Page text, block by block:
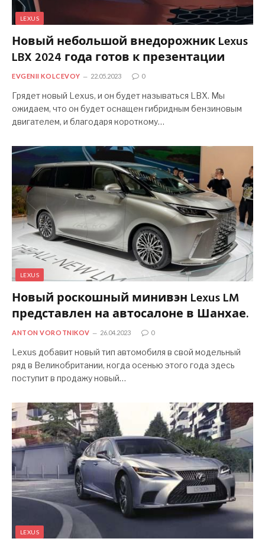
LEXUS
Новый небольшой внедорожник Lexus
LBX 2024 года готов к презентации
EVGENII KOLCEVOY 22.05.2023 0
Грядет новый Lexus, и он будет называться LBX. Мы
ожидаем, что он будет оснащен гибридным бензиновым
двигателем, и благодаря короткому…
LEXUS
Новый роскошный минивэн Lexus LM
представлен на автосалоне в Шанхае.
ANTON VOROTNIKOV 26.04.2023 0
Lexus добавит новый тип автомобиля в свой модельный
ряд в Великобритании, когда осенью этого года здесь
поступит в продажу новый…
LEXUS